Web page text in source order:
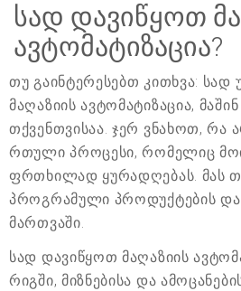
სად დავიწყოთ
ავტომატიზაცია?
თუ გაინტერესებთ კითხვა: სად
მაღაზიის ავტომატიზაცია,
თქვენთვისაა. ჯერ ვნახოთ, რა
რთული პროცესი, რომელიც
ფრთხილად ყურადღებას. მას
პროგრამული პროდუქტების
მართვაში.
სად დავიწყოთ მაღაზიის
რიგში, მიზნებისა და